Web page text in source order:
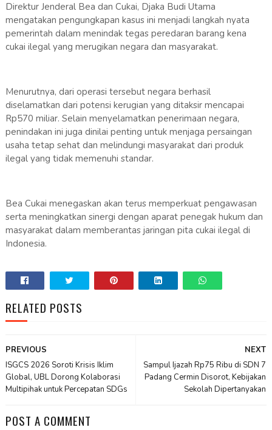
Direktur Jenderal Bea dan Cukai, Djaka Budi Utama
mengatakan pengungkapan kasus ini menjadi langkah nyata
pemerintah dalam menindak tegas peredaran barang kena
cukai ilegal yang merugikan negara dan masyarakat.
Menurutnya, dari operasi tersebut negara berhasil
diselamatkan dari potensi kerugian yang ditaksir mencapai
Rp570 miliar. Selain menyelamatkan penerimaan negara,
penindakan ini juga dinilai penting untuk menjaga persaingan
usaha tetap sehat dan melindungi masyarakat dari produk
ilegal yang tidak memenuhi standar.
Bea Cukai menegaskan akan terus memperkuat pengawasan
serta meningkatkan sinergi dengan aparat penegak hukum dan
masyarakat dalam memberantas jaringan pita cukai ilegal di
Indonesia.
RELATED POSTS
NEXT
Sampul Ijazah Rp75 Ribu di SDN 7
Padang Cermin Disorot, Kebijakan
Sekolah Dipertanyakan
PREVIOUS
ISGCS 2026 Soroti Krisis Iklim
Global, UBL Dorong Kolaborasi
Multipihak untuk Percepatan SDGs
POST A COMMENT